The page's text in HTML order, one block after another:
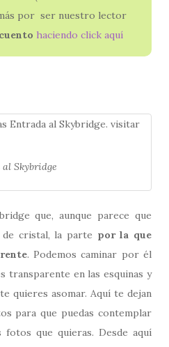
por ser nuestro lector
haciendo click aquí
Skybridge
que, aunque parece que
de cristal, la parte por la que
. Podemos caminar por él
transparente en las esquinas y
quieres asomar. Aquí te dejan
para que puedas contemplar
que quieras. Desde aquí